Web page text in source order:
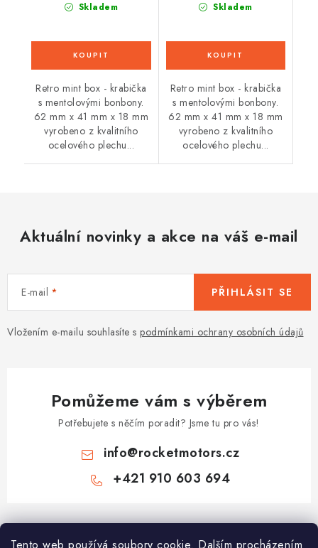
Skladem
Retro mint box - krabička
s mentolovými bonbony.
62 mm x 41 mm x 18 mm
vyrobeno z kvalitního
ocelového plechu...
Skladem
Retro mint box - krabička
s mentolovými bonbony.
62 mm x 41 mm x 18 mm
vyrobeno z kvalitního
ocelového plechu...
Aktuální novinky a akce na váš e-mail
E-mail
Vložením e-mailu souhlasíte s podmínkami ochrany osobních údajů
PŘIHLÁSIT SE
Pomůžeme vám s výběrem
Potřebujete s něčím poradit? Jsme tu pro vás!
info@rocketmotors.cz
+421 910 603 694
Z
á